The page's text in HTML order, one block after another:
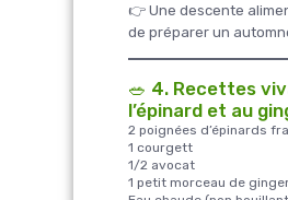
👉 Une descente
de préparer un
🥗 4. Recettes
l’épinard et au
2 poignées d’épinards
1 courgett
1/2 avocat
1 petit morceau de